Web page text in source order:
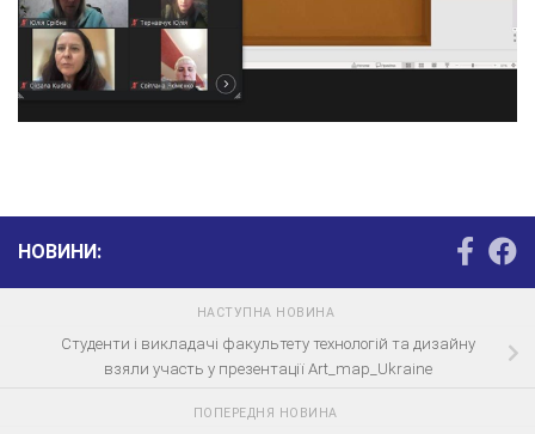
НОВИНИ:
НАСТУПНА НОВИНА
Студенти і викладачі факультету технологій та дизайну
взяли участь у презентації Art_map_Ukraine
ПОПЕРЕДНЯ НОВИНА